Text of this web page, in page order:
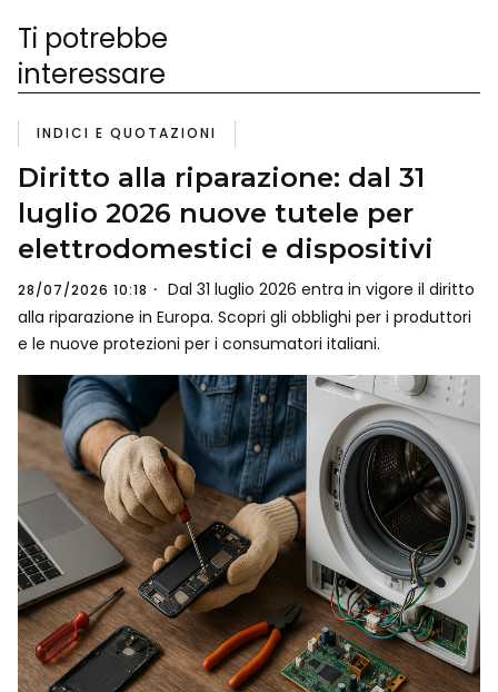
Ti potrebbe
interessare
INDICI E QUOTAZIONI
Diritto alla riparazione: dal 31
luglio 2026 nuove tutele per
elettrodomestici e dispositivi
28/07/2026 10:18
Dal 31 luglio 2026 entra in vigore il diritto
alla riparazione in Europa. Scopri gli obblighi per i produttori
e le nuove protezioni per i consumatori italiani.